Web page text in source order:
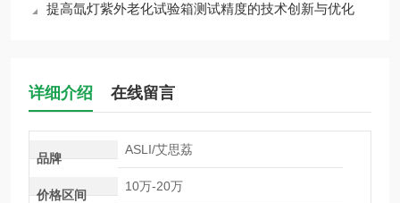
提高氙灯紫外老化试验箱测试精度的技术创新与优化
详细介绍 在线留言
品牌
ASLI/艾思荔
价格区间
10万-20万